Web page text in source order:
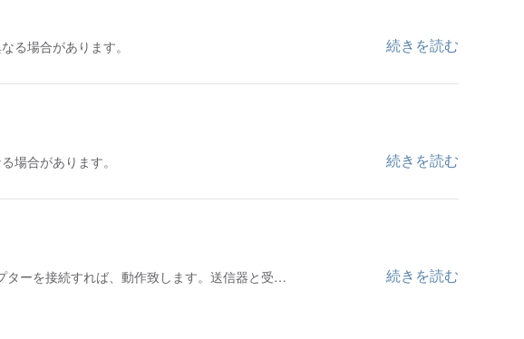
る場合があります。 続きを読む
場合があります。 続きを読む
ターを接続すれば、動作致します。送信器と受… 続きを読む